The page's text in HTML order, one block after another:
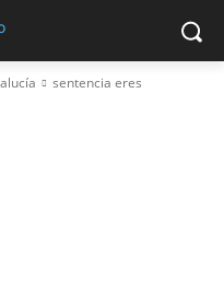
sentencia eres